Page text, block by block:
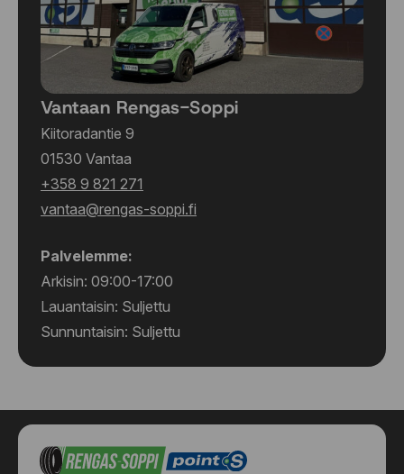
Vantaan Rengas-Soppi
Kiitoradantie 9
01530 Vantaa
+358 9 821 271
vantaa@rengas-soppi.fi
Palvelemme:
Arkisin: 09:00-17:00
Lauantaisin: Suljettu
Sunnuntaisin: Suljettu